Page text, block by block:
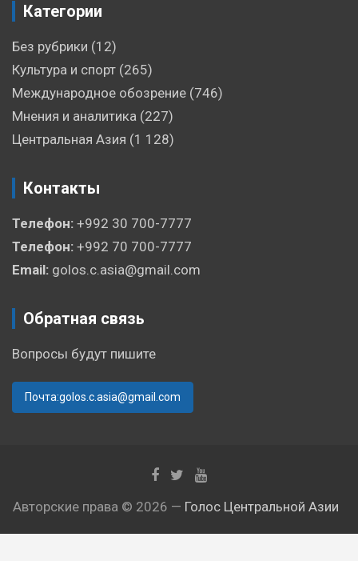
Категории
Без рубрики (12)
Культура и спорт (265)
Международное обозрение (746)
Мнения и аналитика (227)
Центральная Азия (1 128)
Контакты
Телефон: +992 30 700-7777
Телефон: +992 70 700-7777
Email: golos.c.asia@gmail.com
Обратная связь
Вопросы будут пишите
Почта:golos.c.asia@gmail.com
Авторские права © 2026 — Голос Центральной Азии